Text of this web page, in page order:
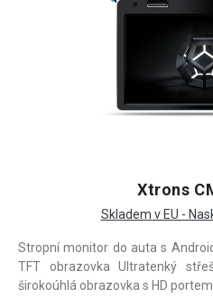
Xtrons
Skladem v EU -
Stropní monitor do auta s
TFT obrazovka Ultratenký
širokoúhlá obrazovka s HD portem.